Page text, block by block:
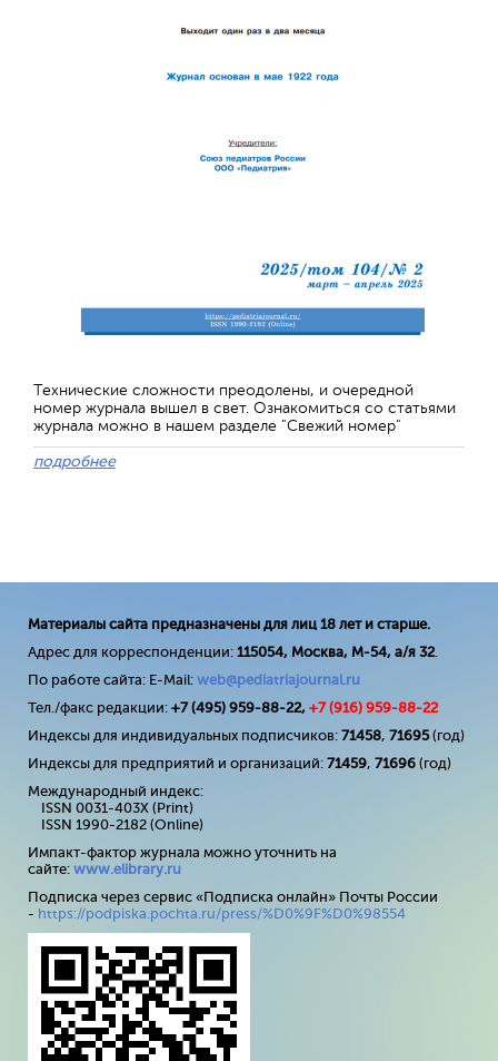
Технические сложности преодолены, и очередной
номер журнала вышел в свет. Ознакомиться со статьями
журнала можно в нашем разделе "Свежий номер"
подробнее
Материалы сайта предназначены для лиц 18 лет и старше.
Адрес для корреспонденции: 115054, Москва, М-54, а/я 32.
По работе сайта: E-Mail: web@pediatriajournal.ru
Тел./факс редакции: +7 (495) 959-88-22, +7 (916) 959-88-22
Индексы для индивидуальных подписчиков: 71458, 71695(год)
Индексы для предприятий и организаций: 71459, 71696 (год)
Международный индекс:
ISSN 0031-403X (Print)
ISSN 1990-2182 (Online)
Импакт-фактор журнала можно уточнить на
сайте: www.elibrary.ru
Подписка через сервис «Подписка онлайн» Почты России
- https://podpiska.pochta.ru/press/%D0%9F%D0%98554